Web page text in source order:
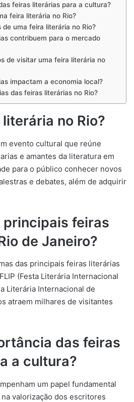
feiras literárias para a cultura?
feira literária no Rio?
uma feira literária no Rio?
contribuem para o mercado
de visitar uma feira literária no
impactam a economia local?
das feiras literárias no Rio?
no Rio?
evento cultural que reúne
e amantes da literatura em
para o público conhecer novos
e debates, além de adquirir
principais feiras
de Janeiro?
das principais feiras literárias
(Festa Literária Internacional
Literária Internacional de
atraem milhares de visitantes
das feiras
a cultura?
um papel fundamental
valorização dos escritores